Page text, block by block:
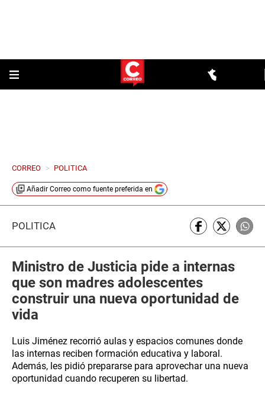
CORREO > POLITICA
Añadir Correo como fuente preferida en
POLÍTICA
Ministro de Justicia pide a internas
que son madres adolescentes
construir una nueva oportunidad de
vida
Luis Jiménez recorrió aulas y espacios comunes donde
las internas reciben formación educativa y laboral.
Además, les pidió prepararse para aprovechar una nueva
oportunidad cuando recuperen su libertad.